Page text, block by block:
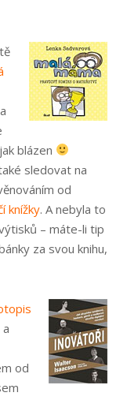
blázen
sledovat na
od
knížky. A nebyla to
– máte-li tip
za svou knihu,
od